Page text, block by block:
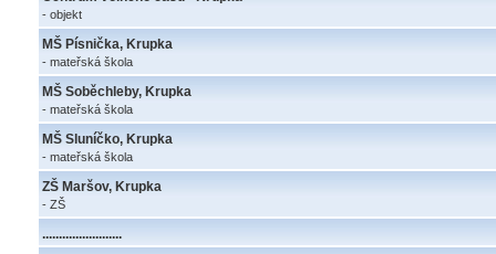
- objekt
MŠ Písnička, Krupka
- mateřská škola
MŠ Soběchleby, Krupka
- mateřská škola
MŠ Sluníčko, Krupka
- mateřská škola
ZŠ Maršov, Krupka
- ZŠ
........................